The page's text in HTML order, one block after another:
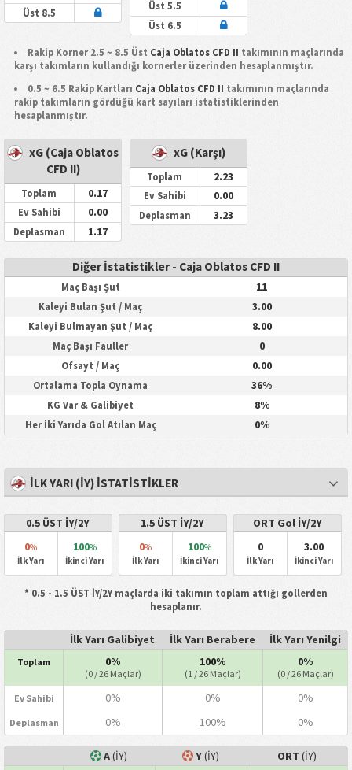
Üst 8.5
Üst 5.5
Üst 6.5
Rakip Korner 2.5 ~ 8.5 Üst Caja Oblatos CFD II takımının maçlarında
karşı takımların kullandığı kornerler üzerinden hesaplanmıştır.
0.5 ~ 6.5 Rakip Kartları Caja Oblatos CFD II takımının maçlarında
rakip takımların gördüğü kart sayıları istatistiklerinden
hesaplanmıştır.
xG (Caja Oblatos
CFD II)
Toplam 0.17
Ev Sahibi 0.00
Deplasman 1.17
xG (Karşı)
Toplam 2.23
Ev Sahibi 0.00
Deplasman 3.23
Diğer İstatistikler - Caja Oblatos CFD II
Maç Başı Şut 11
Kaleyi Bulan Şut / Maç 3.00
Kaleyi Bulmayan Şut / Maç 8.00
Maç Başı Fauller 0
Ofsayt / Maç 0.00
Ortalama Topla Oynama 36%
KG Var & Galibiyet 8%
Her İki Yarıda Gol Atılan Maç 0%
İLK YARI (İY) İSTATISTIKLER
0.5 ÜST İY/2Y
0%
İlk Yarı
100%
İkinci Yarı
1.5 ÜST İY/2Y
0%
İlk Yarı
100%
İkinci Yarı
ORT Gol İY/2Y
0
İlk Yarı
3.00
İkinci Yarı
* 0.5 - 1.5 ÜST İY/2Y maçlarda iki takımın toplam attığı gollerden
hesaplanır.
İlk Yarı Galibiyet İlk Yarı Berabere İlk Yarı Yenilgi
Toplam 0%
(0 / 26 Maçlar)
100%
(1 / 26 Maçlar)
0%
(0 / 26 Maçlar)
Ev Sahibi 0% 0% 0%
Deplasman 0% 100% 0%
A(İY) Y(İY) ORT (İY)